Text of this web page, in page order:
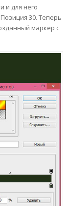
и для него
30. Теперь
маркер с